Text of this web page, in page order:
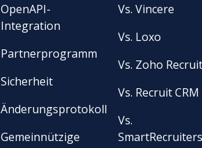
OpenAPI-
Integration
Partnerprogramm
Sicherheit
Änderungsprotokoll
Gemeinnützige
Vs. Vincere
Vs. Loxo
Vs. Zoho
Vs. Recruit CRM
Vs.